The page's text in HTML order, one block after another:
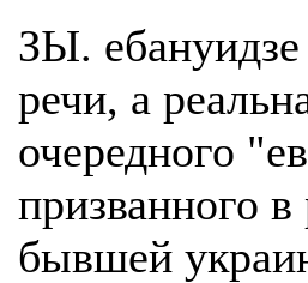
ЗЫ.
речи, а
очередного
призванного
бывшей